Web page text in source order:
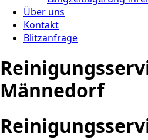
Über uns
Kontakt
Blitzanfrage
Männedorf